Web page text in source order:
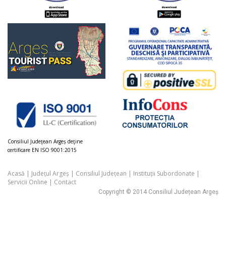
Consiliul Judeţean Argeș deţine
certificare EN ISO 9001:2015
Acasă | Județul Argeș | Consiliul Județean | Instituții Subordonate |
Servicii Online | Contact
Copyright © 2014 Consiliul Județean Argeș